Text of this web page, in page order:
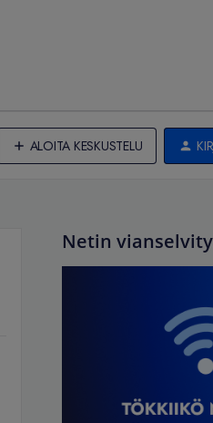
ALOITA KESKUSTELU
Netin